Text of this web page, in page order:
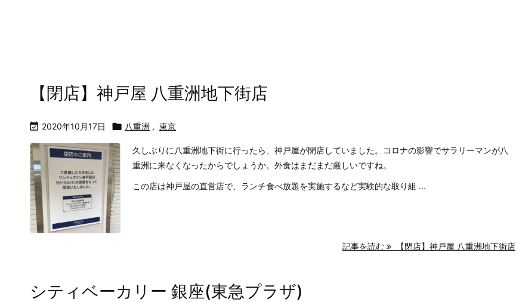
【閉店】神戸屋 八重洲地下街店
 2020年10月17日  八重洲 , 東京
久しぶりに八重洲地下街に行ったら、神戸屋が閉店していました。コロナの影響でサラリーマンが八
重洲に来なくなったからでしょうか。外食はまだまだ厳しいですね。
この店は神戸屋の直営店で、ランチ食べ放題を実施するなど実験的な取り組 ...
記事を読む 【閉店】神戸屋 八重洲地下街店
シティベーカリー 銀座(東急プラザ)